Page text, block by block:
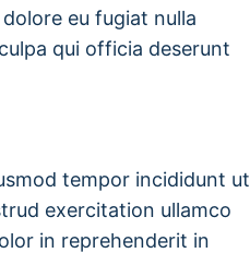
eu fugiat nulla
qui officia deserunt
tempor incididunt ut
exercitation ullamco
in reprehenderit in